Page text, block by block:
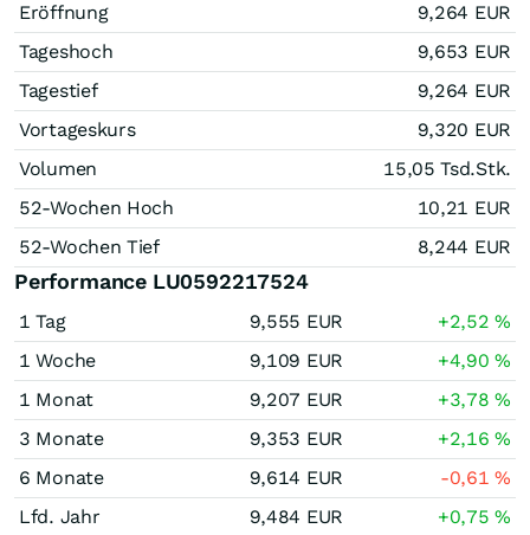
Eröffnung
9,264 EUR
Tageshoch
9,653 EUR
Tagestief
9,264 EUR
Vortageskurs
9,320 EUR
Volumen
15,05 Tsd.Stk.
52-Wochen Hoch
10,21 EUR
52-Wochen Tief
8,244 EUR
Performance LU0592217524
1 Tag 9,555 EUR +2,52%
1 Woche
9,109 EUR +4,90%
1 Monat
9,207 EUR +3,78%
3 Monate
9,353 EUR +2,16%
6 Monate
9,614 EUR -0,61%
Lfd. Jahr
9,484 EUR +0,75%